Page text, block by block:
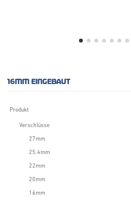
16MM EINGEBAUT
Produkt
Verschlüsse
27mm
25.4mm
22mm
20mm
16mm